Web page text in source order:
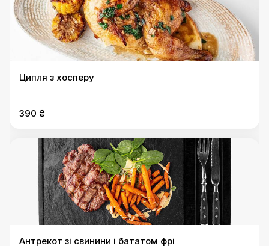
Ципля з хосперу
390 ₴
Антрекот зі свинини і бататом фрі